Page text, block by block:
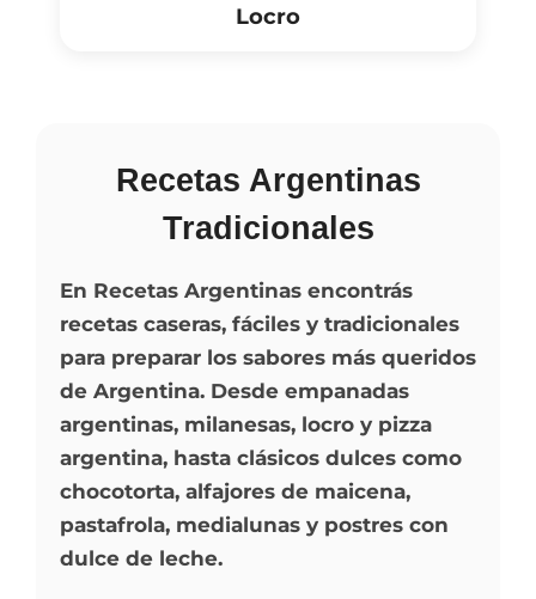
Locro
Recetas Argentinas
Tradicionales
En Recetas Argentinas encontrás
recetas caseras, fáciles y tradicionales
para preparar los sabores más queridos
de Argentina. Desde empanadas
argentinas, milanesas, locro y pizza
argentina, hasta clásicos dulces como
chocotorta, alfajores de maicena,
pastafrola, medialunas y postres con
dulce de leche.